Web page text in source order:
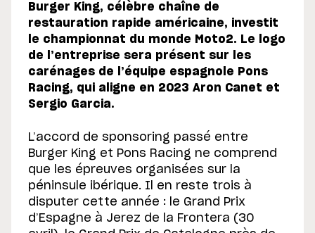
Burger King, célèbre chaîne de
restauration rapide américaine, investit
le championnat du monde Moto2. Le logo
de l’entreprise sera présent sur les
carénages de l’équipe espagnole Pons
Racing, qui aligne en 2023 Aron Canet et
Sergio Garcia.
L’accord de sponsoring passé entre
Burger King et Pons Racing ne comprend
que les épreuves organisées sur la
péninsule ibérique. Il en reste trois à
disputer cette année : le Grand Prix
d’Espagne à Jerez de la Frontera (30